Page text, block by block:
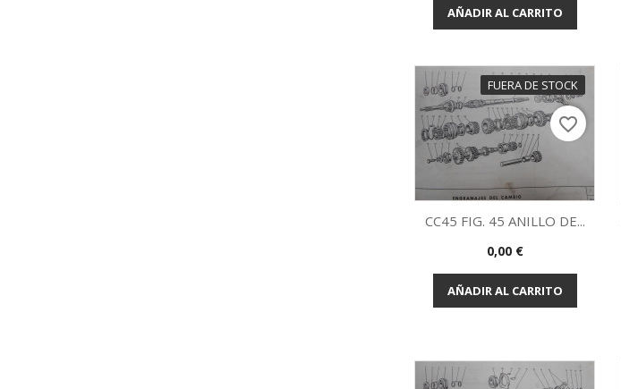
AÑADIR AL CARRITO
FUERA DE STOCK
Vista rápida
CC45 FIG. 45 ANILLO DE...
Precio
0,00 €
AÑADIR AL CARRITO
favorite_border